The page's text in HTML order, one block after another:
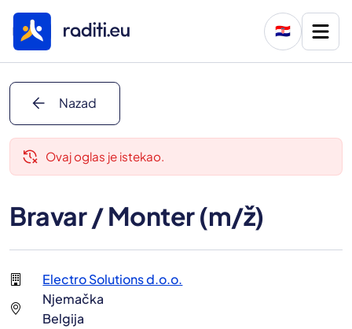
🇭🇷
arrow_back Nazad
delete_history Ovaj oglas je istekao.
Bravar / Monter (m/ž)
Electro Solutions d.o.o.
Njemačka
Belgija